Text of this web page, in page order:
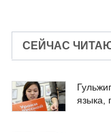
СЕЙЧАС
языка,